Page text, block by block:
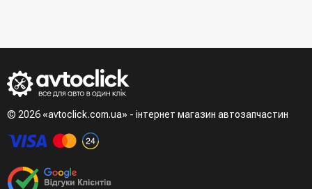
зателефонує менеджер для підтвердження та уточнення
Третій варіант - зробити замовлення в телефонному
Четвертий варіант - замовити через доступні месенджери
(viber, telegram)
© 2026 «avtoclick.com.ua» - інтернет магазин автозапчастин